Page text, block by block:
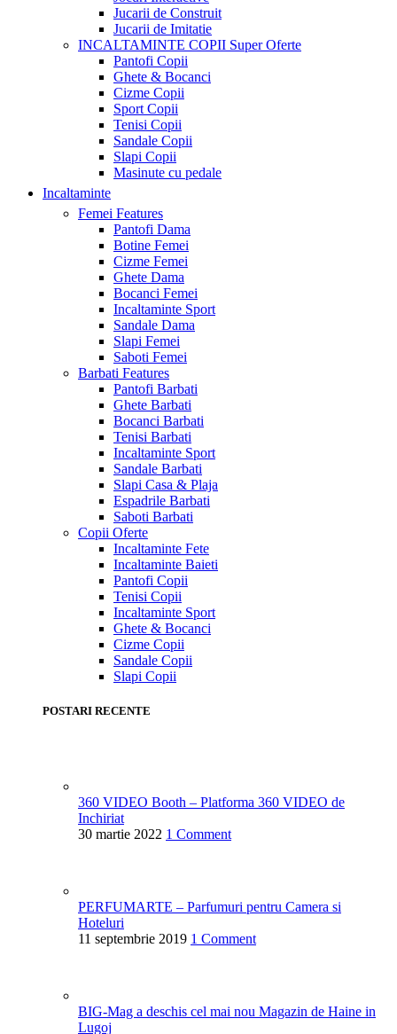
Jucarii de Construit
Jucarii de Imitatie
INCALTAMINTE COPII Super Oferte
Pantofi Copii
Ghete & Bocanci
Cizme Copii
Sport Copii
Tenisi Copii
Sandale Copii
Slapi Copii
Masinute cu pedale
Incaltaminte
Femei Features
Pantofi Dama
Botine Femei
Cizme Femei
Ghete Dama
Bocanci Femei
Incaltaminte Sport
Sandale Dama
Slapi Femei
Saboti Femei
Barbati Features
Pantofi Barbati
Ghete Barbati
Bocanci Barbati
Tenisi Barbati
Incaltaminte Sport
Sandale Barbati
Slapi Casa & Plaja
Espadrile Barbati
Saboti Barbati
Copii Oferte
Incaltaminte Fete
Incaltaminte Baieti
Pantofi Copii
Tenisi Copii
Incaltaminte Sport
Ghete & Bocanci
Cizme Copii
Sandale Copii
Slapi Copii
POSTARI RECENTE
360 VIDEO Booth – Platforma 360 VIDEO de
Inchiriat
30 martie 2022 1 Comment
PERFUMARTE – Parfumuri pentru Camera si
Hoteluri
11 septembrie 2019 1 Comment
BIG-Mag a deschis cel mai nou Magazin de Haine in
Lugoj